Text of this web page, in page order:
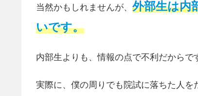
当然かもしれませんが、 外部生は内
いです。
内部生よりも、情報の点で不利だからで
実際に、僕の周りでも院試に落ちた人を